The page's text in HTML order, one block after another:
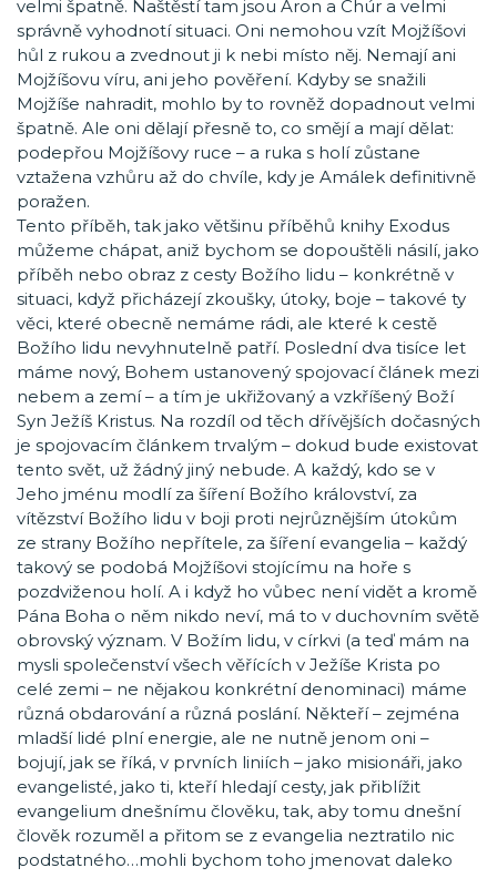
velmi špatně. Naštěstí tam jsou Aron a Chúr a velmi
správně vyhodnotí situaci. Oni nemohou vzít Mojžíšovi
hůl z rukou a zvednout ji k nebi místo něj. Nemají ani
Mojžíšovu víru, ani jeho pověření. Kdyby se snažili
Mojžíše nahradit, mohlo by to rovněž dopadnout velmi
špatně. Ale oni dělají přesně to, co smějí a mají dělat:
podepřou Mojžíšovy ruce – a ruka s holí zůstane
vztažena vzhůru až do chvíle, kdy je Amálek definitivně
poražen.
Tento příběh, tak jako většinu příběhů knihy Exodus
můžeme chápat, aniž bychom se dopouštěli násilí, jako
příběh nebo obraz z cesty Božího lidu – konkrétně v
situaci, když přicházejí zkoušky, útoky, boje – takové ty
věci, které obecně nemáme rádi, ale které k cestě
Božího lidu nevyhnutelně patří. Poslední dva tisíce let
máme nový, Bohem ustanovený spojovací článek mezi
nebem a zemí – a tím je ukřižovaný a vzkříšený Boží
Syn Ježíš Kristus. Na rozdíl od těch dřívějších dočasných
je spojovacím článkem trvalým – dokud bude existovat
tento svět, už žádný jiný nebude. A každý, kdo se v
Jeho jménu modlí za šíření Božího království, za
vítězství Božího lidu v boji proti nejrůznějším útokům
ze strany Božího nepřítele, za šíření evangelia – každý
takový se podobá Mojžíšovi stojícímu na hoře s
pozdviženou holí. A i když ho vůbec není vidět a kromě
Pána Boha o něm nikdo neví, má to v duchovním světě
obrovský význam. V Božím lidu, v církvi (a teď mám na
mysli společenství všech věřících v Ježíše Krista po
celé zemi – ne nějakou konkrétní denominaci) máme
různá obdarování a různá poslání. Někteří – zejména
mladší lidé plní energie, ale ne nutně jenom oni –
bojují, jak se říká, v prvních liniích – jako misionáři, jako
evangelisté, jako ti, kteří hledají cesty, jak přiblížit
evangelium dnešnímu člověku, tak, aby tomu dnešní
člověk rozuměl a přitom se z evangelia neztratilo nic
podstatného…mohli bychom toho jmenovat daleko